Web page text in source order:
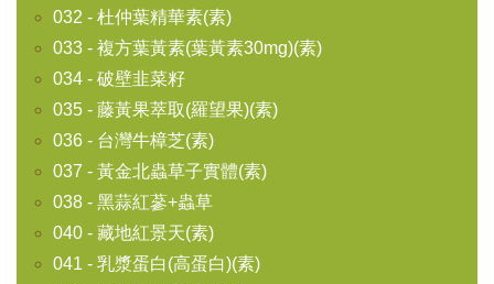
032 - 杜仲葉精華素(素)
033 - 複方葉黃素(葉黃素30mg)(素)
034 - 破壁韭菜籽
035 - 藤黃果萃取(羅望果)(素)
036 - 台灣牛樟芝(素)
037 - 黃金北蟲草子實體(素)
038 - 黑蒜紅蔘+蟲草
040 - 藏地紅景天(素)
041 - 乳漿蛋白(高蛋白)(素)